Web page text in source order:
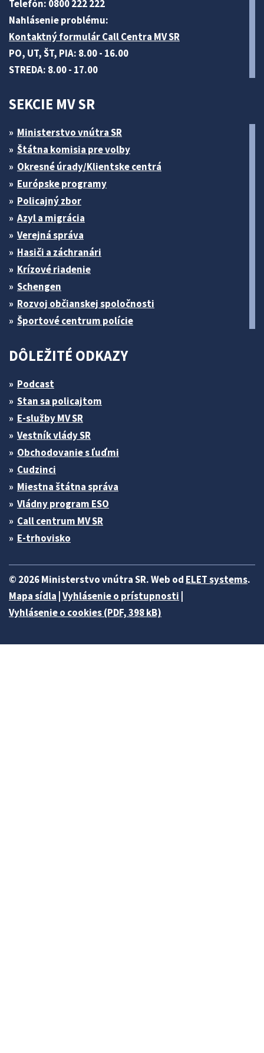
Telefón: 0800 222 222
Nahlásenie problému:
Kontaktný formulár Call Centra MV SR
PO, UT, ŠT, PIA: 8.00 - 16.00
STREDA: 8.00 - 17.00
SEKCIE MV SR
Ministerstvo vnútra SR
Štátna komisia pre volby
Okresné úrady/Klientske centrá
Európske programy
Policajný zbor
Azyl a migrácia
Verejná správa
Hasiči a záchranári
Krízové riadenie
Schengen
Rozvoj občianskej spoločnosti
Športové centrum polície
DÔLEŽITÉ ODKAZY
Podcast
Stan sa policajtom
E-služby MV SR
Vestník vlády SR
Obchodovanie s ľuďmi
Cudzinci
Miestna štátna správa
Vládny program ESO
Call centrum MV SR
E-trhovisko
© 2026 Ministerstvo vnútra SR. Web od ELET systems.
Mapa sídla |Vyhlásenie o prístupnosti |
Vyhlásenie o cookies (PDF, 398 kB)